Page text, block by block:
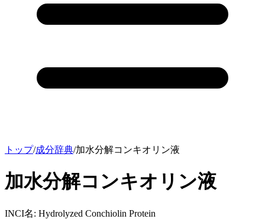
トップ/成分辞典/加水分解コンキオリン液
加水分解コンキオリン液
INCI名: Hydrolyzed Conchiolin Protein